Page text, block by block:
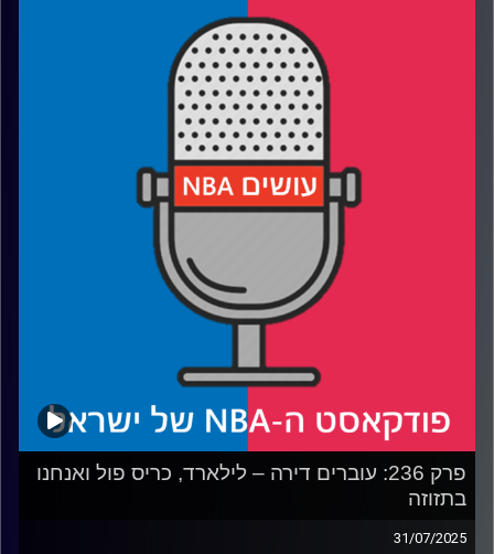
פרק 236: עוברים דירה – לילארד, כריס פול ואנחנו
בתזוזה
31/07/2025